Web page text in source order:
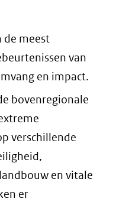
de meest
van
en impact.
bovenregionale
verschillende
en vitale
er